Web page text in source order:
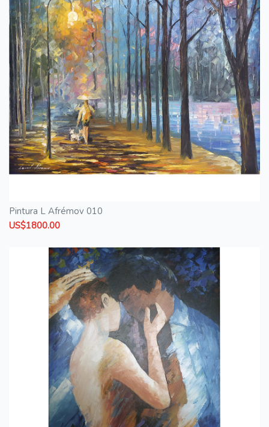
Pintura L Afrémov 010
US$1800.00